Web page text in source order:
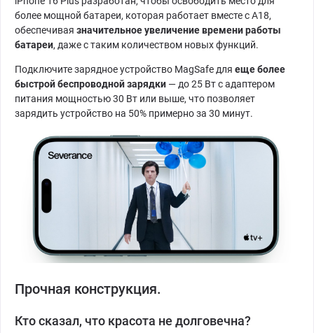
более мощной батареи, которая работает вместе с A18,
обеспечивая значительное увеличение времени работы
батареи, даже с таким количеством новых функций.
Подключите зарядное устройство MagSafe для еще более
быстрой беспроводной зарядки — до 25 Вт с адаптером
питания мощностью 30 Вт или выше, что позволяет
зарядить устройство на 50% примерно за 30 минут.
Прочная конструкция.
Кто сказал, что красота не долговечна?